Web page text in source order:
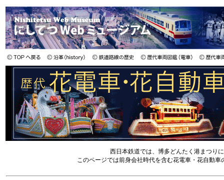
西日本鉄道では、博多どんたく港まつり
このページでは前身会社時代を含む花電車・花自動